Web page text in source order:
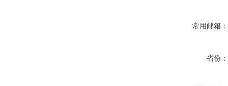
常用邮箱：
省份：